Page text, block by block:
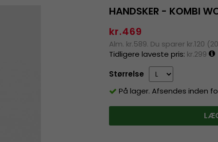
HANDSKER - KOMBI
kr.469
Alm. kr.589. Du sparer kr.120
Tidligere laveste pris: kr.299
Størrelse
På lager. Afsendes inden